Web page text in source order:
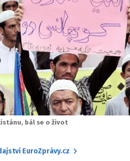
bál se o život
EuroZprávy.cz